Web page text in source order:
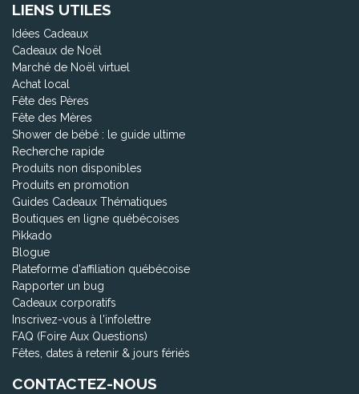
LIENS UTILES
Idées Cadeaux
Cadeaux de Noël
Marché de Noël virtuel
Achat local
Fête des Pères
Fête des Mères
Shower de bébé : le guide ultime
Recherche rapide
Produits non disponibles
Produits en promotion
Guides Cadeaux Thématiques
Boutiques en ligne québécoises
Pikkado
Blogue
Plateforme d'affiliation québécoise
Rapporter un bug
Cadeaux corporatifs
Inscrivez-vous à l'infolettre
FAQ (Foire Aux Questions)
Fêtes, dates à retenir & jours fériés
CONTACTEZ-NOUS